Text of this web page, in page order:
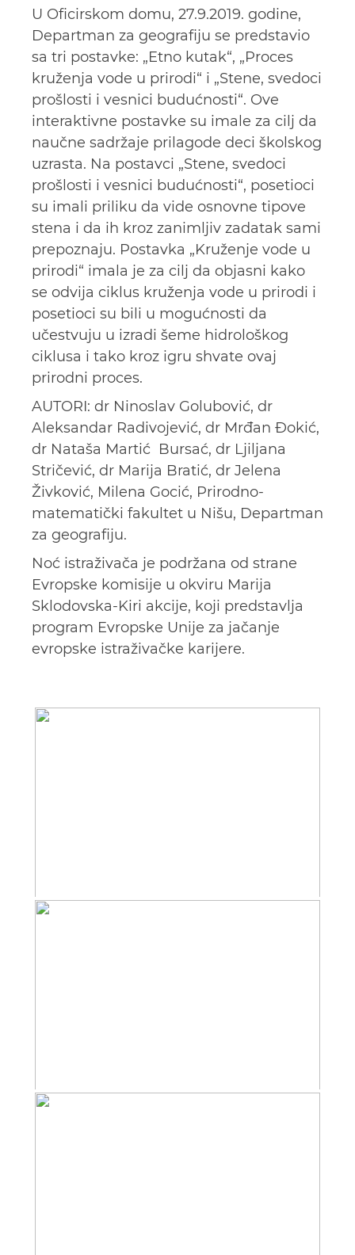
U Oficirskom domu, 27.9.2019. godine,
Departman za geografiju se predstavio
sa tri postavke: „Etno kutak“, „Proces
kruženja vode u prirodi“ i „Stene, svedoci
prošlosti i vesnici budućnosti“. Ove
interaktivne postavke su imale za cilј da
naučne sadržaje prilagode deci školskog
uzrasta. Na postavci „Stene, svedoci
prošlosti i vesnici budućnosti“, posetioci
su imali priliku da vide osnovne tipove
stena i da ih kroz zanimlјiv zadatak sami
prepoznaju. Postavka „Kruženje vode u
prirodi“ imala je za cilј da objasni kako
se odvija ciklus kruženja vode u prirodi i
posetioci su bili u mogućnosti da
učestvuju u izradi šeme hidrološkog
ciklusa i tako kroz igru shvate ovaj
prirodni proces.
AUTORI: dr Ninoslav Golubović, dr
Aleksandar Radivojević, dr Mrđan Đokić,
dr Nataša Martić Bursać, dr Ljilјana
Stričević, dr Marija Bratić, dr Jelena
Živković, Milena Gocić, Prirodno-
matematički fakultet u Nišu, Departman
za geografiju.
Noć istraživača je podržana od strane
Evropske komisije u okviru Marija
Sklodovska-Kiri akcije, koji predstavlјa
program Evropske Unije za jačanje
evropske istraživačke karijere.